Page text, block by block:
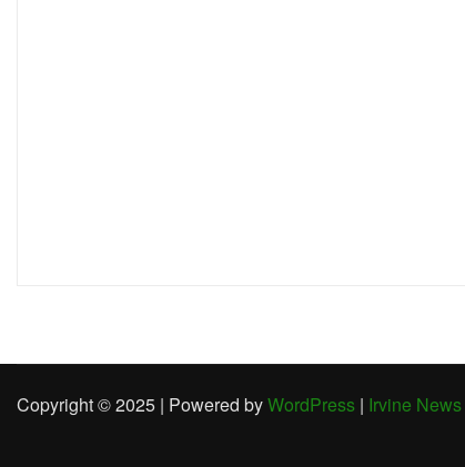
Copyright © 2025 | Powered byWordPress | Irvine News